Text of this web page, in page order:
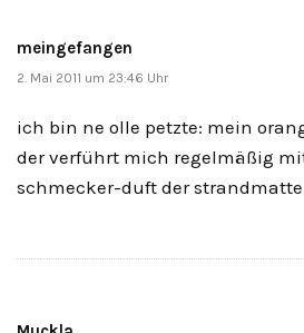
meingefangen
2. Mai 2011 um 23:46 Uhr
ich bin ne olle petzte: mein
der verführt mich regelmäßig
schmecker-duft der